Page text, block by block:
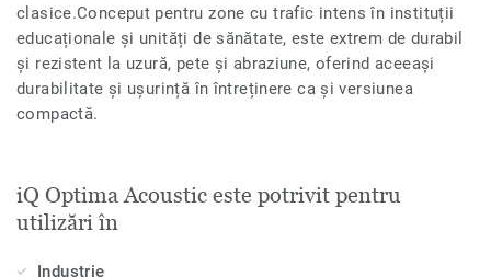
clasice.Conceput pentru zone cu trafic intens în instituții
educaționale și unități de sănătate, este extrem de durabil
și rezistent la uzură, pete și abraziune, oferind aceeași
durabilitate și ușurință în întreținere ca și versiunea
compactă.
iQ Optima Acoustic este potrivit pentru
utilizări în
Industrie